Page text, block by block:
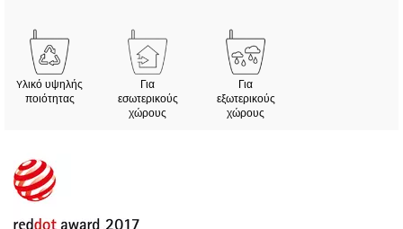
Yλικό υψηλής
ποιότητας
Για
εσωτερικούς
χώρους
Για
εξωτερικούς
χώρους